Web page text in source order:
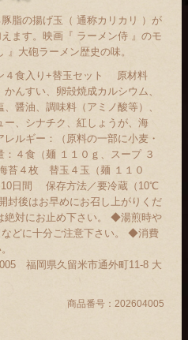
脂の揚げ玉（ 通称カリカリ ）が
ます。映画『 ラーメン侍 』のモ
大砲ラーメン歴史の味。
４食入り+替玉セット 原材料
んすい、卵殻焼成カルシウム、
醤油、調味料（アミノ酸等）、
、シナチク、紅しょうが、海
ルギー：（原料の一部に小麦・
４食（麺 １１０ｇ、スープ ３
４枚 替玉４玉（麺 １１０
日間 保存方法／要冷蔵（10℃
封後はお早めにお召し上がりくだ
対にお止め下さい。 ◆湯煎時や
どに十分ご注意下さい。 ◆消費
福岡県久留米市通外町11-8 大
商品番号：202604005